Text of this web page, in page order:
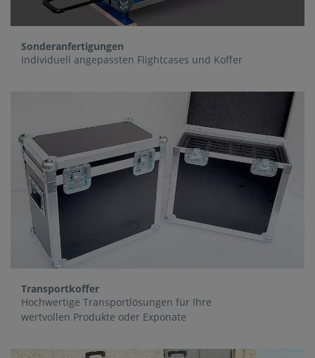
Sonderanfertigungen
Individuell angepassten Flightcases und Koffer
Transportkoffer
Hochwertige Transportlösungen für Ihre
wertvollen Produkte oder Exponate